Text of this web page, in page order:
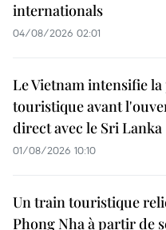
internationals
04/08/2026 02:01
Le Vietnam intensifie
touristique avant
direct avec le Sri Lanka
01/08/2026 10:10
Un train touristique
Phong Nha à partir de